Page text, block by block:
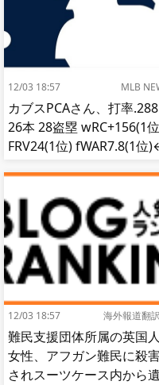
12/03 18:57 MLB
カブスPCAさん、打率.288
26本 28盗塁 wRC+156(1
FRV24(1位) fWAR7.8(1位
12/03 18:57 海外報道翻
難民支援団体所属の英国人
女性、アフガン難民に殺
されスーツケース内から遺